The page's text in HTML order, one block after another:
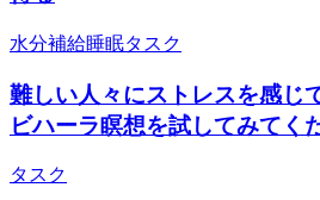
水分補給睡眠タスク
難しい人々にストレスを感じ
ビハーラ瞑想を試してみてく
タスク